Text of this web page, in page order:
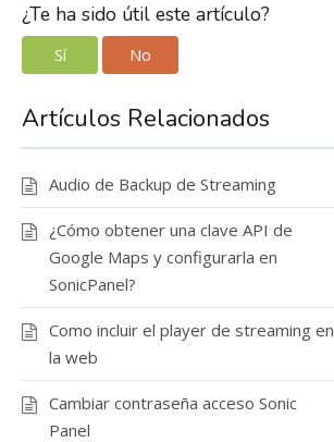
¿Te ha sido útil este artículo?
Sí No
Artículos Relacionados
Audio de Backup de Streaming
¿Cómo obtener una clave API de
Google Maps y configurarla en
SonicPanel?
Como incluir el player de streaming en
la web
Cambiar contraseña acceso Sonic
Panel